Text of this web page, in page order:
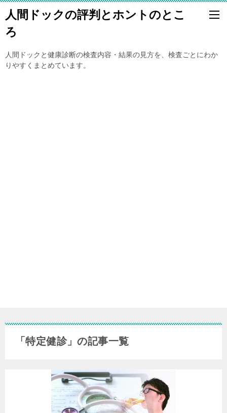
人間ドックの評判とホントのとこ
ろ
人間ドックと健康診断の検査内容・結果の見方を、検査ごとにわか
りやすくまとめています。
「特定健診」の記事一覧